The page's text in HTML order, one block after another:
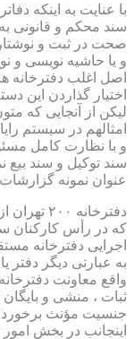
با عنایت به اینکه
سند محکم و قانونی
صحت در ثبت و نوشتار
و یا حاشیه نویسی و
اصل اغلب دفترخانه
اختیار گذاردن این
لیکن از آنجایی که
امثالهم در سیستم
و با نظارت کامل
سند توکیل و سند
عنوان نمونه
که در رأس کارکنان
اجرایی دفترخانه
به عبارتی دیگر دفتر
واقع معاونت
ثبات ، منشی و
جنسیت مؤنث
اینجانب در بخش